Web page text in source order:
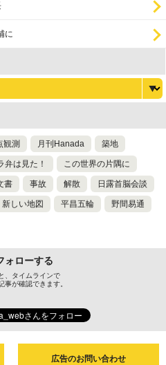
に
観測 月刊Hanada 築地
弁は見た！ この世界の片隅に
書 事故 解散 日露首脳会談
新しい地図 平昌五輪 野間易通
ォローする
、タイムラインで
事が確認できます。
広告のお問い合わせ